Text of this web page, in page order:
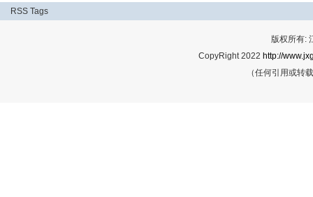
RSS Tags
版权所有:
CopyRight 2022 http://
（任何引用或转